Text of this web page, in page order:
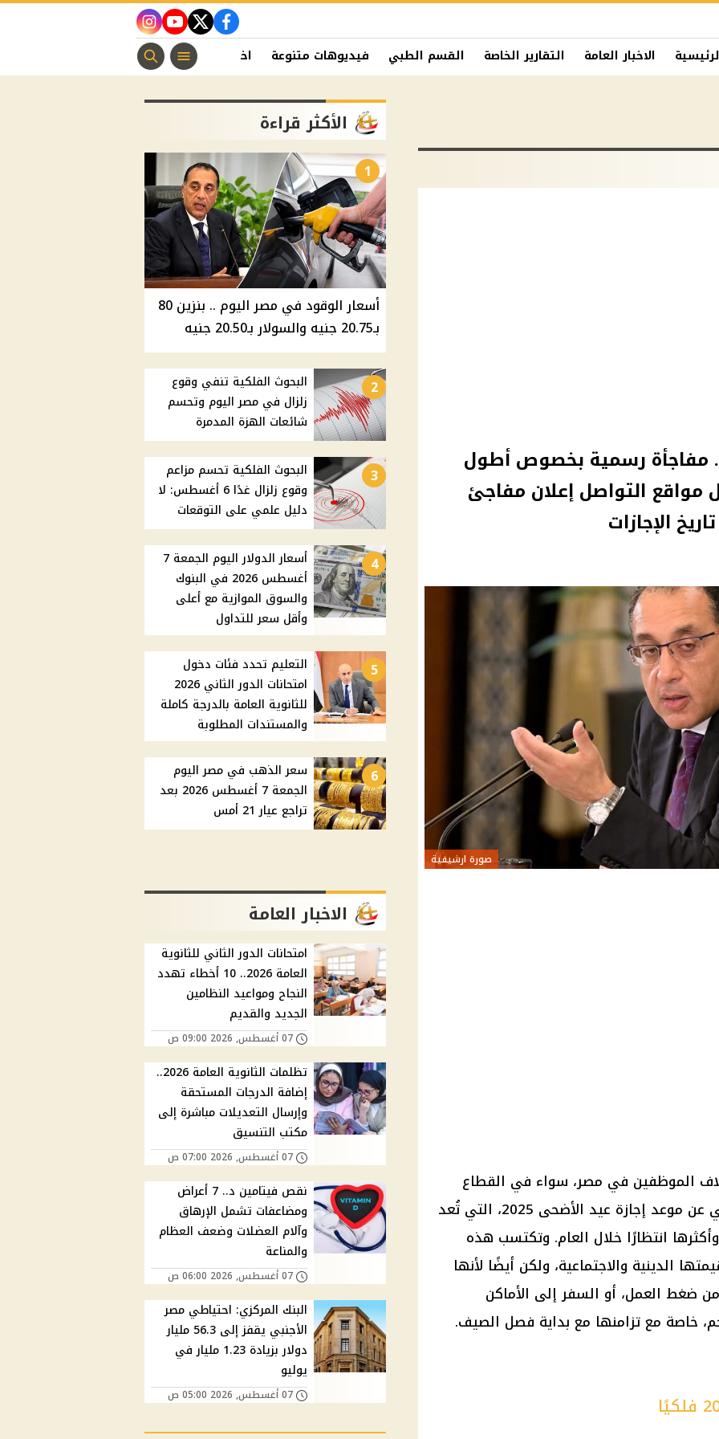
facebook
twitter
youtube
instagram
الاخبار العامة التقارير الخاصة القسم الطبي فيديوهات متنوعة اخبار الفن منوعات مسيحية
5 أم 7 أيام .. مفاجأة رسمية بخصوص أطول
في 2025 تشعل مواقع التواصل إعلان مفاجئ
الإجازات
صورة ارشيفية
الموظفين في مصر، سواء في القطاع
عن موعد إجازة عيد الأضحى 2025
، التي تُعد
انتظارًا خلال العام. وتكتسب هذه
الدينية والاجتماعية، ولكن أيضًا لأنها
ضغط العمل، أو السفر إلى الأماكن
خاصة مع تزامنها مع بداية فصل الصيف.
الأكثر قراءة
1
أسعار الوقود في مصر اليوم .. بنزين 80
بـ20.75 جنيه والسولار بـ20.50 جنيه
2
البحوث الفلكية تنفي وقوع
زلزال في مصر اليوم وتحسم
شائعات الهزة المدمرة
3
البحوث الفلكية تحسم مزاعم
وقوع زلزال غدًا 6 أغسطس: لا
دليل علمي على التوقعات
4
أسعار الدولار اليوم الجمعة 7
أغسطس 2026 في البنوك
والسوق الموازية مع أعلى
وأقل سعر للتداول
5
التعليم تحدد فئات دخول
امتحانات الدور الثاني 2026
للثانوية العامة بالدرجة كاملة
والمستندات المطلوبة
6
سعر الذهب في مصر اليوم
الجمعة 7 أغسطس 2026 بعد
تراجع عيار 21 أمس
الاخبار العامة
امتحانات الدور الثاني للثانوية
العامة 2026.. 10 أخطاء تهدد
النجاح ومواعيد النظامين
الجديد والقديم
07 أغسطس, 2026 09:00 ص
تظلمات الثانوية العامة 2026..
إضافة الدرجات المستحقة
وإرسال التعديلات مباشرة إلى
مكتب التنسيق
07 أغسطس, 2026 07:00 ص
نقص فيتامين د.. 7 أعراض
ومضاعفات تشمل الإرهاق
وآلام العضلات وضعف العظام
والمناعة
07 أغسطس, 2026 06:00 ص
البنك المركزي: احتياطي مصر
الأجنبي يقفز إلى 56.3 مليار
دولار بزيادة 1.23 مليار في
يوليو
07 أغسطس, 2026 05:00 ص